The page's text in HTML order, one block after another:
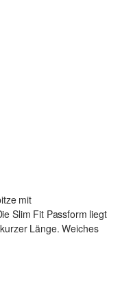
mit
Slim Fit Passform liegt
Länge. Weiches